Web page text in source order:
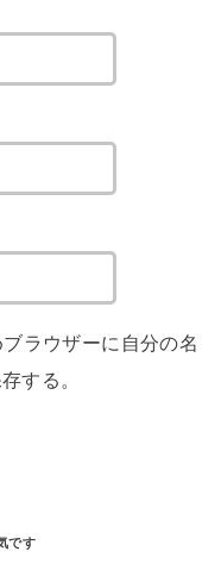
ラウザーに自分の名
する。